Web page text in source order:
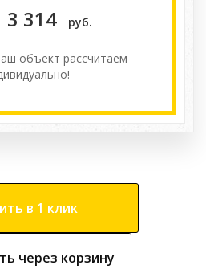
3 314 руб.
объект расcчитаем
в 1 клик
через корзину